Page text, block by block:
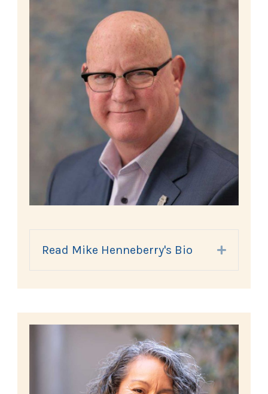
Read Mike Henneberry's Bio Expand